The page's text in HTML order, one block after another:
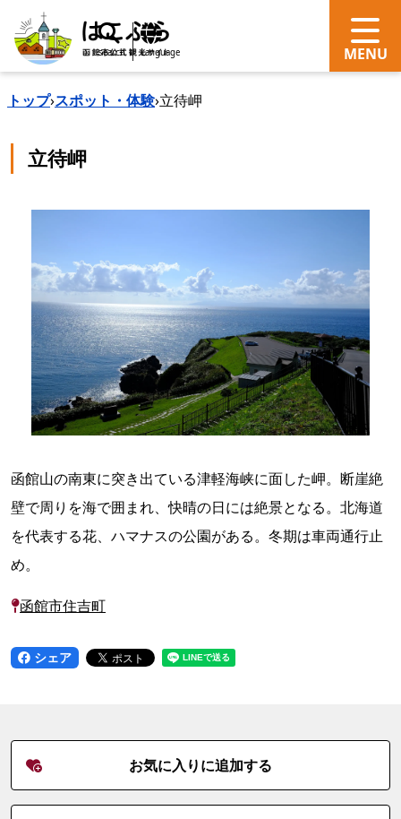
search Language
トップ›スポット・体験›立待岬
立待岬
函館山の南東に突き出ている津軽海峡に面した岬。断崖絶
壁で周りを海で囲まれ、快晴の日には絶景となる。北海道
を代表する花、ハマナスの公園がある。冬期は車両通行止
め。
函館市住吉町
シェア
お気に入りに追加する